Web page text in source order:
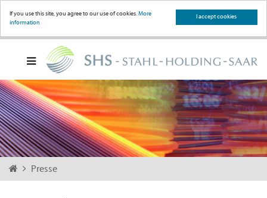
I accept cookies
If you use this site, you agree to our use of cookies.More
information
Presse